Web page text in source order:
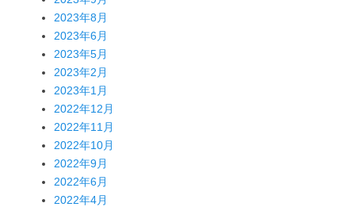
2023年8月
2023年6月
2023年5月
2023年2月
2023年1月
2022年12月
2022年11月
2022年10月
2022年9月
2022年6月
2022年4月